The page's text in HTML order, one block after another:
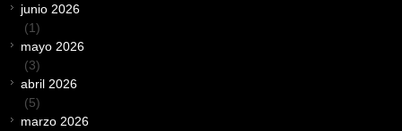
junio 2026
(1)
mayo 2026
(3)
abril 2026
(5)
marzo 2026